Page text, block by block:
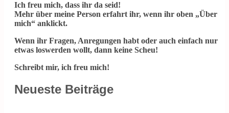
Ich freu mich, dass ihr da seid!
Mehr über meine Person erfahrt ihr, wenn ihr oben „Über
mich“ anklickt.
Wenn ihr Fragen, Anregungen habt oder auch einfach nur
etwas loswerden wollt, dann keine Scheu!
Schreibt mir, ich freu mich!
Neueste Beiträge